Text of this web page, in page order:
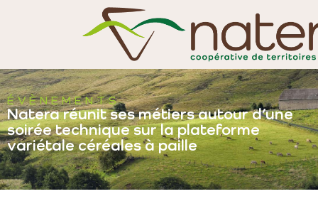
ÉVÈNEMENTS
Natera réunit ses métiers autour d’une
soirée technique sur la plateforme
variétale céréales à paille